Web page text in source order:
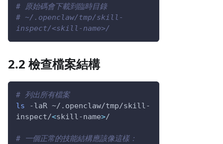
# 原始碼會下載到臨時目錄
# ~/.openclaw/tmp/skill-
inspect/<skill-name>/
2.2 檢查檔案結構
# 列出所有檔案
ls
-laR ~/.openclaw/tmp/skill-
inspect/<skill-name>/
# 一個正常的技能結構應該像這樣：